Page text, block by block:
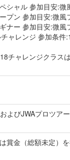
参加目安:微風
加目安:微風フ
加目安:微風フリ
ジ 参加条件:18
は他のノン
よびJWAプロツア
賞金（総額未定）